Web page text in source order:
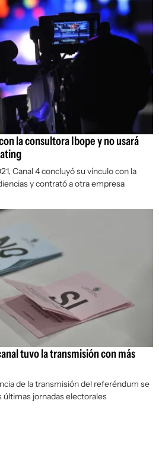
la consultora Ibope y no usará
Canal 4 concluyó su vínculo con la
y contrató a otra empresa
tuvo la transmisión con más
de la transmisión del referéndum se
últimas jornadas electorales